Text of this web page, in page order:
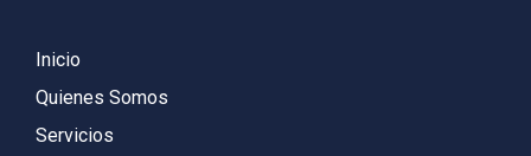
Inicio
Quienes Somos
Servicios